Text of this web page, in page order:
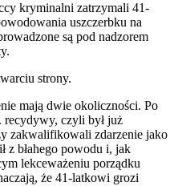
kryminalni zatrzymali 41-
uszczerbku na
są pod nadzorem
strony.
mają dwie okoliczności. Po
recydywy, czyli był już
zakwalifikowali zdarzenie jako
z błahego powodu i, jak
lekceważeniu porządku
że 41-latkowi grozi